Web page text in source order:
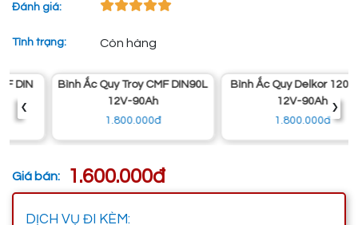
Đánh giá:
Tình trạng: Còn hàng
Bình Ắc Quy Troy CMF DIN90L
12V-90Ah
1.800.000đ
Bình Ắc Quy Delkor 120D31L
12V-90Ah
1.800.000đ
‹ ›
Giá bán: 1.600.000đ
DỊCH VỤ ĐI KÈM: